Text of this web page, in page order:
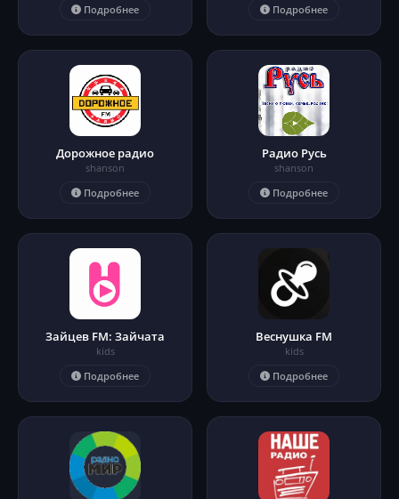
Подробнее
Подробнее
Дорожное радио
shanson
Подробнее
Радио Русь
shanson
Подробнее
Зайцев FM: Зайчата
kids
Подробнее
Веснушка FM
kids
Подробнее